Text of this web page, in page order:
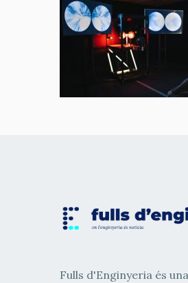
navegació
Fulls d'Enginyeria és